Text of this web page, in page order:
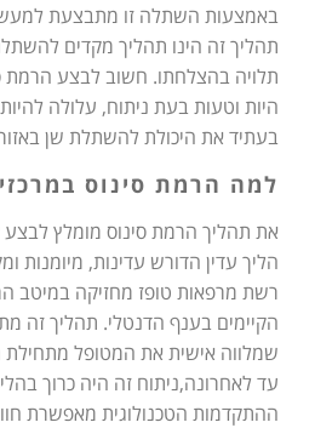
באמצעות השתלה זו מתבצעת
תהליך זה הינו תהליך מקדים
תלויה בהצלחתו. חשוב לבצע הרמת
היות וטעות בעת ניתוח, עלולה
בעתיד את היכולת להשתלת שן
למה הרמת סינוס
את תהליך הרמת סינוס מומלץ לבצע
הליך עדין הדורש עדינות, מיומנות
רשת מרפאות טופז מחזיקה במיטב
הקיימים בענף הדנטלי. תהליך זה
שמלווה אישית את המטופל מתחילת
עד לאחרונה,ניתוח זה היה כרוך
ההתקדמות הטכנולוגית מאפשרת